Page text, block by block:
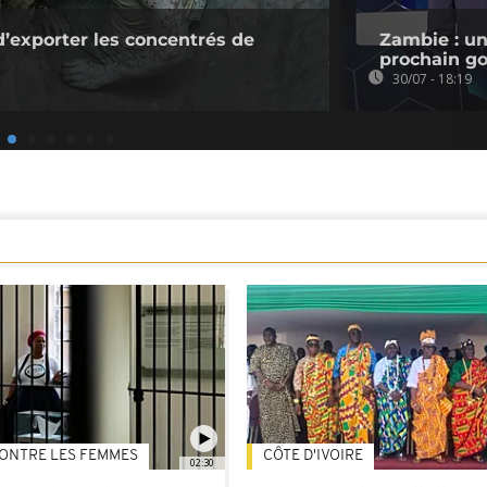
les concentrés de
Zambie :
prochain
30/07 - 18:19
02:30
LES FEMMES CÔTE D'IVOIRE